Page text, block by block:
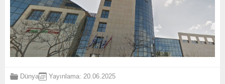
Dünya Yayınlama: 20.06.2025